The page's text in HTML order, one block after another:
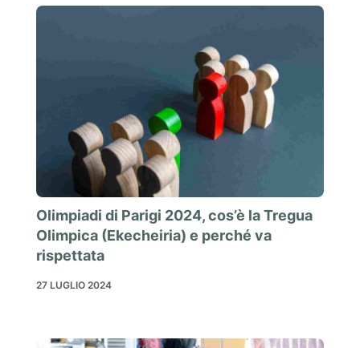
Olimpiadi di Parigi 2024, cos’è la Tregua
Olimpica (Ekecheiria) e perché va
rispettata
27 LUGLIO 2024